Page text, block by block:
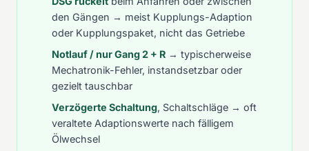
den Gängen → meist Kupplungs-Adaption
oder Kupplungspaket, nicht das Getriebe
Notlauf / nur Gang 2 + R→ typischerweise
Mechatronik-Fehler, instandsetzbar oder
gezielt tauschbar
Verzögerte Schaltung, Schaltschläge → oft
veraltete Adaptionswerte nach fälligem
Ölwechsel